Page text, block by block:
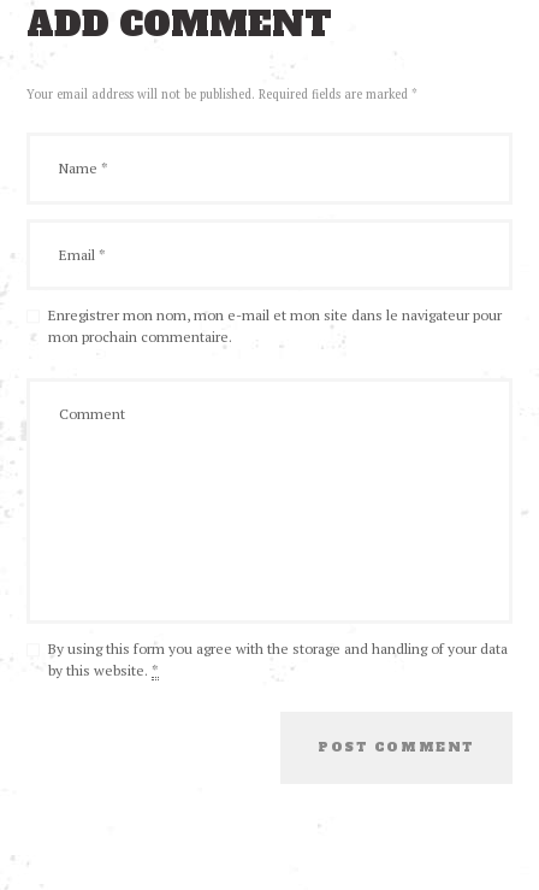
ADD COMMENT
Your email address will not be published. Required fields are marked *
Enregistrer mon nom, mon e-mail et mon site dans le navigateur pour
mon prochain commentaire.
By using this form you agree with the storage and handling of your data
by this website. *